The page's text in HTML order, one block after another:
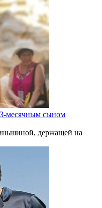
месячным сыном
держащей на